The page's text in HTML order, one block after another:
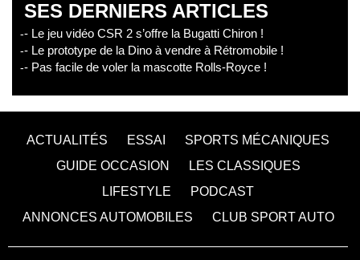
SES DERNIERS ARTICLES
- Le jeu vidéo CSR 2 s’offre la Bugatti Chiron !
- Le prototype de la Dino à vendre à Rétromobile !
- Pas facile de voler la mascotte Rolls-Royce !
ACTUALITÉS ESSAI
SPORTS MÉCANIQUES
GUIDE OCCASION
LES CLASSIQUES
LIFESTYLE
PODCAST
ANNONCES AUTOMOBILES
CLUB SPORT AUTO